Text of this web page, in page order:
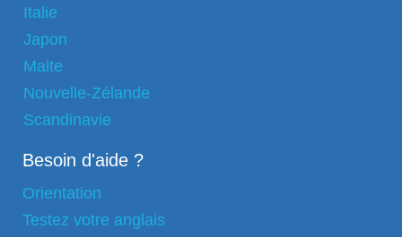
Italie
Japon
Malte
Nouvelle-Zélande
Scandinavie
Besoin d'aide ?
Orientation
Testez votre anglais